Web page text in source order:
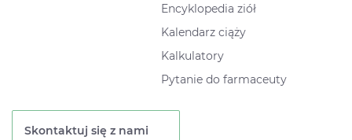
Encyklopedia ziół
Kalendarz ciąży
Kalkulatory
Pytanie do farmaceuty
Skontaktuj się z nami